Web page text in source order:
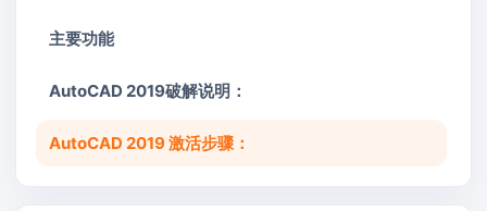
主要功能
AutoCAD 2019破解说明：
AutoCAD 2019 激活步骤：